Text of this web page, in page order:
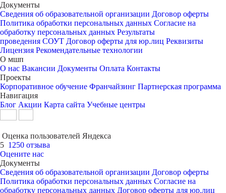
Документы
Сведения об образовательной организации Договор оферты
Политика обработки персональных данных Согласие на
обработку персональных данных Результаты
проведения СОУТ Договор оферты для юр.лиц Реквизиты
Лицензия Рекомендательные технологии
О мшп
О нас Вакансии Документы Оплата Контакты
Проекты
Корпоративное обучение Франчайзинг Партнерская программа
Навигация
Блог Акции Карта сайта Учебные центры
Оценка пользователей Яндекса
5 1250 отзыва
Оцените нас
Документы
Сведения об образовательной организации Договор оферты
Политика обработки персональных данных Согласие на
обработку персональных данных Договор оферты для юр.лиц